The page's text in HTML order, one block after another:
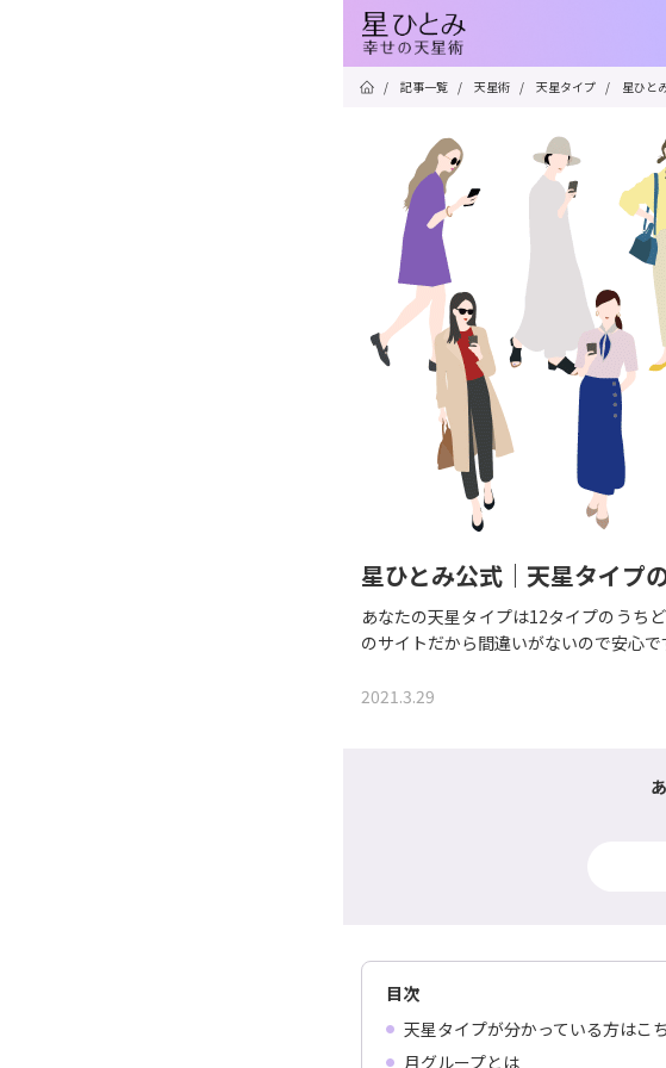
/ 記事一覧 / 天星術 / 天星タイプ / 星ひと
星ひとみ公式｜天星タイプ
あなたの天星タイプは12タイプのうち
のサイトだから間違いがないので安心で
2021.3.29
目次
天星タイプが分かっている方はこ
月グループとは